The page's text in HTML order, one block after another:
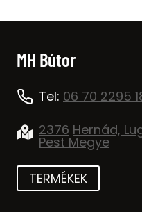
MH Bútor
Tel: 06 70 2295
2376 Hernád,
Pest Megye
TERMÉKEK